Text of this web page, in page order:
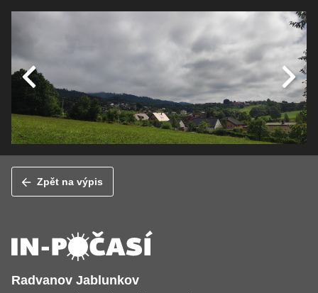
Zpět na výpis
Radvanov Jablunkov